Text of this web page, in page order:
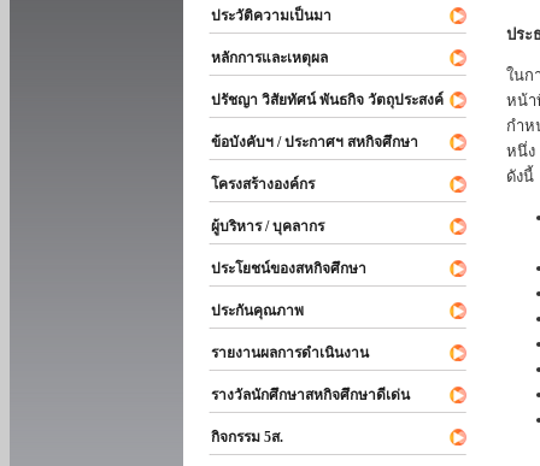
ประวัติความเป็นมา
หลักการและเหตุผล
ปรัชญา วิสัยทัศน์ พันธกิจ วัตถุประสงค์
ข้อบังคับฯ / ประกาศฯ สหกิจศึกษา
โครงสร้างองค์กร
ผู้บริหาร / บุคลากร
ประโยชน์ของสหกิจศึกษา
ประกันคุณภาพ
รายงานผลการดำเนินงาน
รางวัลนักศึกษาสหกิจศึกษาดีเด่น
กิจกรรม 5ส.
ประ
ในก
หน้า
กำห
หนึ่ง
ดังนี้